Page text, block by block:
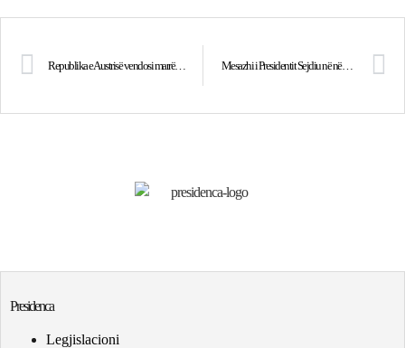
Republika e Austrisë vendosi marrëdhënie diplomatike me Republikën e Kosovës Mesazhi i Presidentit Sejdiu në nëntëvjetorin e fillimit të fushatës ajrore të NATO-s për lirinë e Kosovës
Presidenca
Legjislacioni